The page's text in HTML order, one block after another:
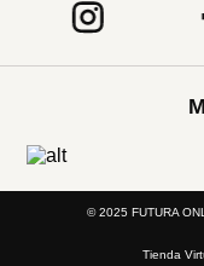
© 2025 FUTURA
Tienda